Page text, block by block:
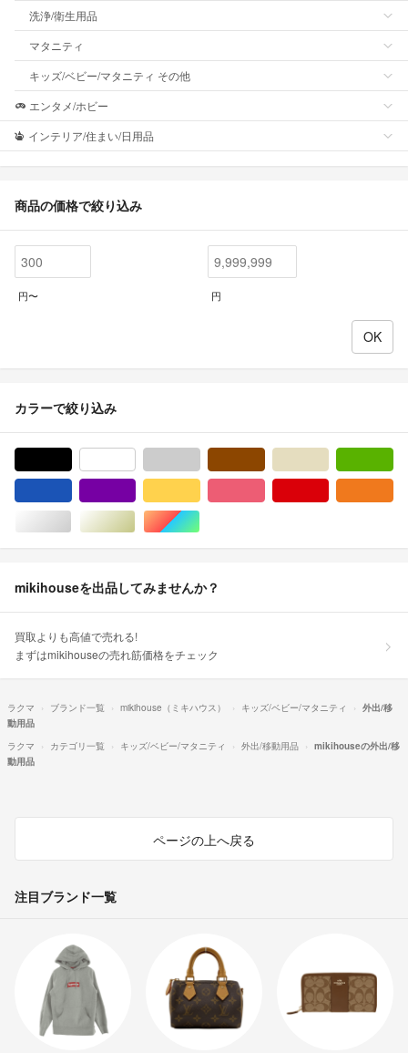
洗浄/衛生用品
マタニティ
キッズ/ベビー/マタニティ その他
エンタメ/ホビー
インテリア/住まい/日用品
商品の価格で絞り込み
円〜 円
カラーで絞り込み
シルバー/銀色系ゴールド/金色系マルチカラー
mikihouseを出品してみませんか？
買取よりも高値で売れる!
まずはmikihouseの売れ筋価格をチェック
ラクマ ブランド一覧 mikihouse（ミキハウス） キッズ/ベビー/マタニティ
外出/移
動用品
ラクマ
カテゴリ一覧 キッズ/ベビー/マタニティ 外出/移動用品
mikihouseの外出/移
動用品
ページの上へ戻る
注目ブランド一覧